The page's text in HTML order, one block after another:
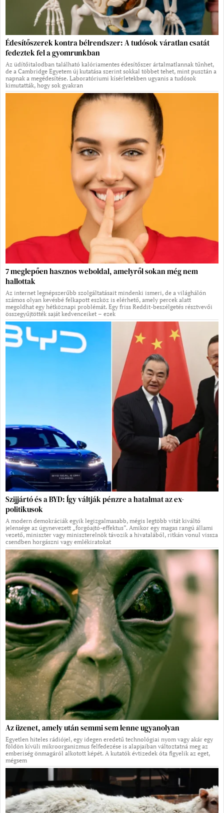
Édesítőszerek kontra bélrendszer: A tudósok váratlan csatát
fedeztek fel a gyomrunkban
Az üdítőitalodban található kalóriamentes édesítőszer ártalmatlannak tűnhet,
de a Cambridge Egyetem új kutatása szerint sokkal többet tehet, mint pusztán a
napnak a megédesítése. Laboratóriumi kísérletekben ugyanis a tudósok
kimutatták, hogy sok gyakran
7 meglepően hasznos weboldal, amelyről sokan még nem
hallottak
Az internet legnépszerűbb szolgáltatásait mindenki ismeri, de a világhálón
számos olyan kevésbé felkapott eszköz is elérhető, amely percek alatt
megoldhat egy hétköznapi problémát. Egy friss Reddit-beszélgetés résztvevői
összegyűjtötték saját kedvenceiket – ezek
Szijjártó és a BYD: Így váltják pénzre a hatalmat az ex-
politikusok
A modern demokráciák egyik legizgalmasabb, mégis legtöbb vitát kiváltó
jelensége az úgynevezett „forgóajtó-effektus”. Amikor egy magas rangú állami
vezető, miniszter vagy miniszterelnök távozik a hivatalából, ritkán vonul vissza
csendben horgászni vagy emlékiratokat
Az üzenet, amely után semmi sem lenne ugyanolyan
Egyetlen hiteles rádiójel, egy idegen eredetű technológiai nyom vagy akár egy
földön kívüli mikroorganizmus felfedezése is alapjaiban változtatná meg az
emberiség önmagáról alkotott képét. A kutatók évtizedek óta figyelik az eget,
mégsem